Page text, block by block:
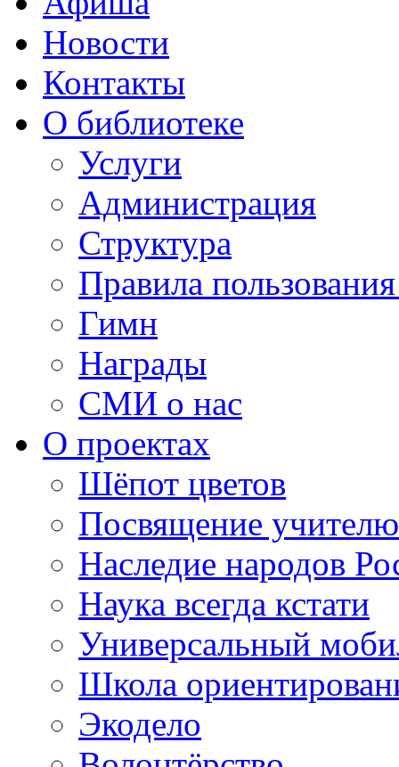
Новости
Контакты
О библиотеке
Услуги
Администрация
Структура
Правила
Гимн
Награды
СМИ о нас
О проектах
Шёпот цветов
Посвящение учителю
Наследие народов
Наука всегда кстати
Универсальный
Школа
Экодело